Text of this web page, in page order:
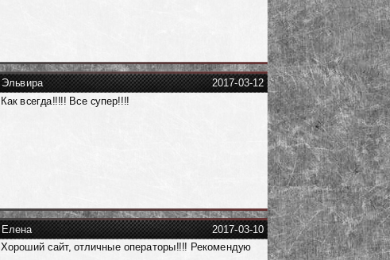
2017-03-12
Эльвира
Как всегда!!!!! Все супер!!!!
2017-03-10
Елена
Хороший сайт, отличные операторы!!!! Рекомендую